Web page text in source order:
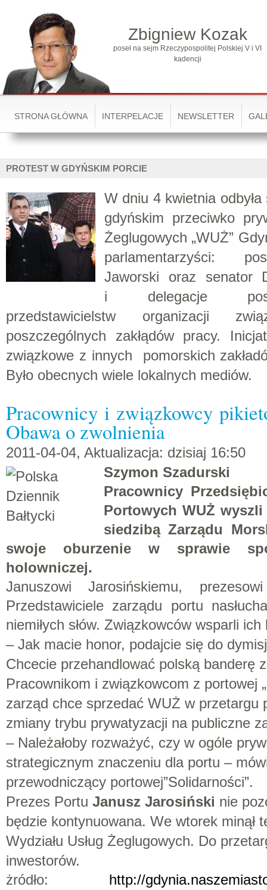
Zbigniew Kozak
poseł na sejm Rzeczypospolitej Polskiej V i VI
kadencji
STRONA GŁÓWNA INTERPELACJE NEWSLETTER
PROTEST W GDYŃSKIM PORCIE
W dniu 4 kwietnia
gdyńskim przeciwko
Żeglugowych „WUŻ”
parlamentarzyści:
Jaworski oraz senator
i delegacje
przedstawicielstw organizacji
poszczególnych zakłądów pracy.
związkowe z innych pomorskich
Było obecnych wiele lokalnych mediów.
Pracownicy i związkowcy
Obawa o zwolnienia
2011-04-04, Aktualizacja: dzisiaj 16:50
Szymon Szadurski
Pracownicy
Portowych WUŻ
siedzibą Zarządu
swoje oburzenie w sprawie
holowniczej.
Januszowi Jarosińskiemu,
Przedstawiciele zarządu portu
niemiłych słów. Związkowców wsparli
– Jak macie honor, podajcie się do
Chcecie przehandlować polską banderę
Pracownikom i związkowcom z portowej
zarząd chce sprzedać WUŻ w przetargu
zmiany trybu prywatyzacji na publiczne
– Należałoby rozważyć, czy w ogóle
strategicznym znaczeniu dla portu –
przewodniczący portowej”Solidarności”.
Prezes Portu Janusz Jarosiński nie
będzie kontynuowana. We wtorek minął
Wydziału Usług Żeglugowych. Do
inwestorów.
żródło: http://